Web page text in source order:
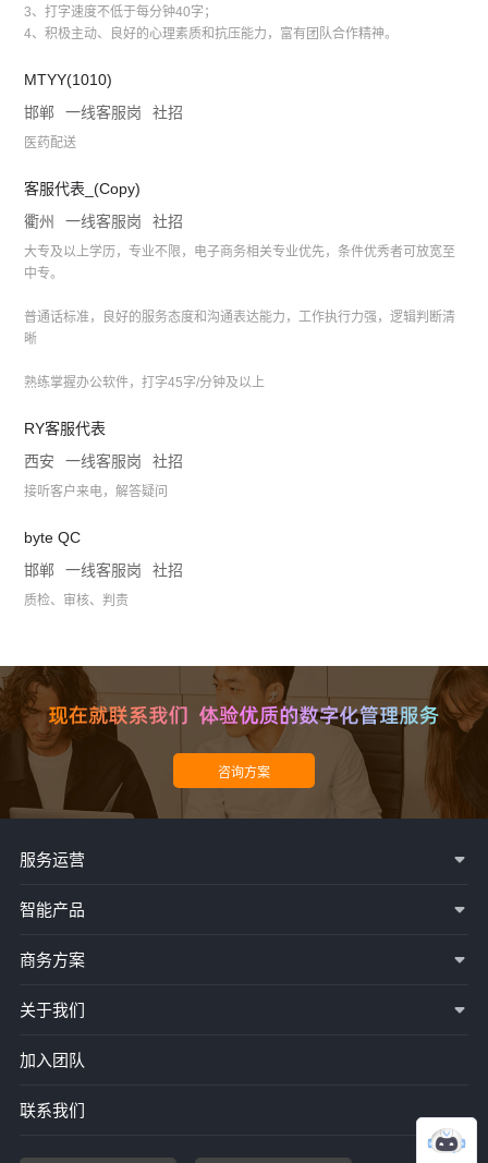
3、打字速度不低于每分钟40字；
4、积极主动、良好的心理素质和抗压能力，富有团队合作精神。
MTYY(1010)
邯郸
一线客服岗 社招
医药配送
客服代表_(Copy)
衢州
一线客服岗 社招
大专及以上学历，专业不限，电子商务相关专业优先，条件优秀者可放宽至
中专。
普通话标准，良好的服务态度和沟通表达能力，工作执行力强，逻辑判断清
晰
熟练掌握办公软件，打字45字/分钟及以上
RY客服代表
西安
一线客服岗 社招
接听客户来电，解答疑问
byte QC
邯郸
一线客服岗 社招
质检、审核、判责
服务运营
智能产品
商务方案
关于我们
加入团队
联系我们